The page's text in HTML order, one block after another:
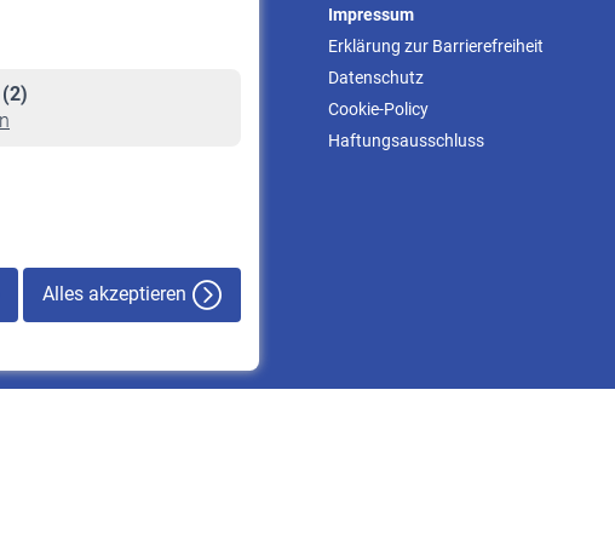
Alles akzeptieren
Impressum
Erklärung zur Barrierefreiheit
Datenschutz
Cookie-Policy
Haftungsausschluss